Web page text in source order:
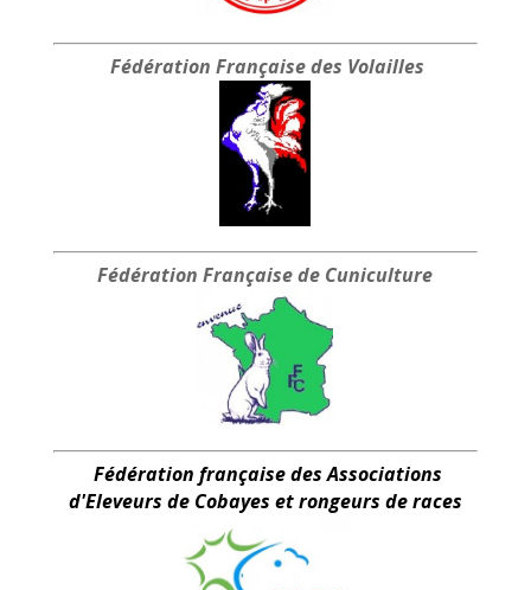
Fédération Française des Volailles
Fédération Française de Cuniculture
Fédération française des Associations
d'Eleveurs de Cobayes et rongeurs de races